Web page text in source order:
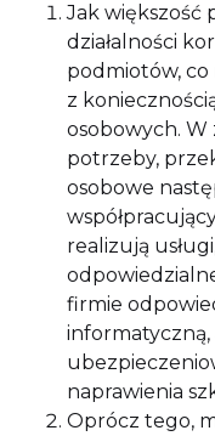
Jak większość
działalności
podmiotów, co
z
osobowych. W
potrzeby,
osobowe
realizują
firmie
naprawienia
Oprócz tego,